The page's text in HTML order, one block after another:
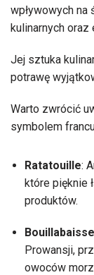
wpływowych na
kulinarnych oraz
Jej sztuka
potrawę
Warto zwrócić
symbolem
Ratatouille:
które pięknie
produktów.
Bouillabaisse
Prowansji,
owoców